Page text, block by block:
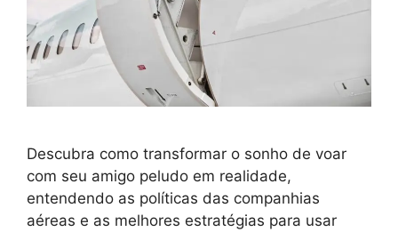
Descubra como transformar o sonho de voar
com seu amigo peludo em realidade,
entendendo as políticas das companhias
aéreas e as melhores estratégias para usar